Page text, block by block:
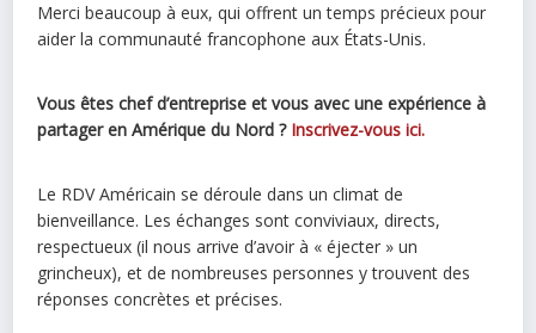
Merci beaucoup à eux, qui offrent un temps précieux pour
aider la communauté francophone aux États-Unis.
Vous êtes chef d’entreprise et vous avec une expérience à
partager en Amérique du Nord ? Inscrivez-vous ici.
Le RDV Américain se déroule dans un climat de
bienveillance. Les échanges sont conviviaux, directs,
respectueux (il nous arrive d’avoir à « éjecter » un
grincheux), et de nombreuses personnes y trouvent des
réponses concrètes et précises.